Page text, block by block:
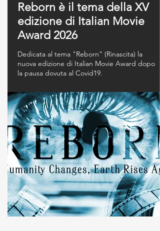
Reborn è il tema della XV
edizione di Italian Movie
Award 2026
Dedicata al tema "Reborn" (Rinascita) la
nuova edizione di Italian Movie Award dopo
la pausa dovuta al Covid19.